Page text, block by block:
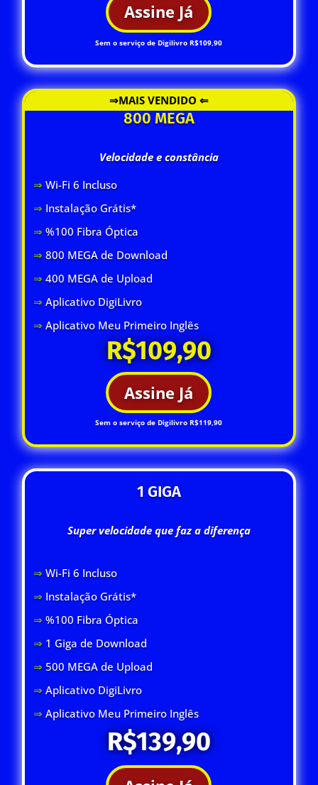
Assine Já
Sem o serviço de Digilivro R$109,90
⇒MAIS VENDIDO ⇐
800 MEGA
Velocidade e constância
⇒ Wi-Fi 6 Incluso
⇒ Instalação Grátis*
⇒ %100 Fibra Óptica
⇒ 800 MEGA de Download
⇒400 MEGA de Upload
⇒Aplicativo DigiLivro
⇒Aplicativo Meu Primeiro Inglês
R$109,90
Assine Já
Sem o serviço de Digilivro R$119,90
1 GIGA
Super velocidade que faz a diferença
⇒ Wi-Fi 6 Incluso
⇒ Instalação Grátis*
⇒ %100 Fibra Óptica
⇒ 1 Giga de Download
⇒ 500 MEGA de Upload
⇒Aplicativo DigiLivro
⇒Aplicativo Meu Primeiro Inglês
R$139,90